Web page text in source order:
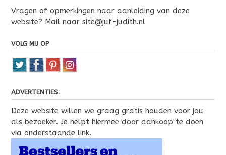
Vragen of opmerkingen naar aanleiding van deze
website? Mail naar site@juf-judith.nl
VOLG MIJ OP
ADVERTENTIES:
Deze website willen we graag gratis houden voor jou
als bezoeker. Je helpt hiermee door aankoop te doen
via onderstaande link.